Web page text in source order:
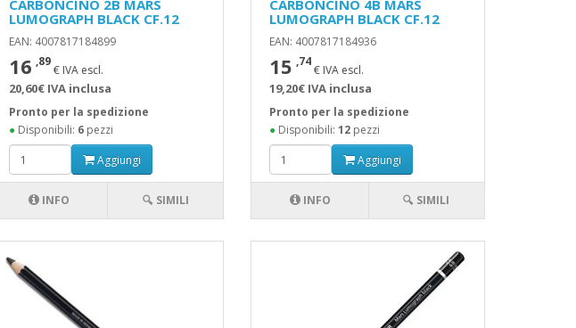
CARBONCINO 2B MARS
LUMOGRAPH BLACK CF.12
EAN: 4007817184899
16 ,89
€ IVA escl.
20,60€ IVA inclusa
Pronto per la spedizione
●Disponibili: 6pezzi
Aggiungi
INFO 🔍 SIMILI
CARBONCINO 4B MARS
LUMOGRAPH BLACK CF.12
EAN: 4007817184936
15 ,74
€ IVA escl.
19,20€ IVA inclusa
Pronto per la spedizione
● Disponibili:12 pezzi
Aggiungi
INFO 🔍 SIMILI